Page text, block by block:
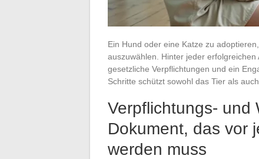
Ein Hund oder eine Katze zu
auszuwählen. Hinter jeder
gesetzliche Verpflichtungen und ein
Schritte schützt sowohl das Tier als
Verpflichtungs- und
Dokument, das vor
werden muss